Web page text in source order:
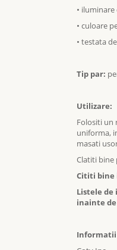
•
• culoare
• testata
Tip par:
Utilizare:
Folositi un
uniforma,
masati
Clatiti bine
Cititi bine
Listele
inainte
Informatii